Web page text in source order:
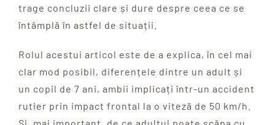
trage concluzii clare și dure despre ceea ce se
întâmplă în astfel de situații.
Rolul acestui articol este de a explica, în cel mai
clar mod posibil, diferențele dintre un adult și
un copil de 7 ani, ambii implicați într-un accident
rutier prin impact frontal la o viteză de 50 km/h.